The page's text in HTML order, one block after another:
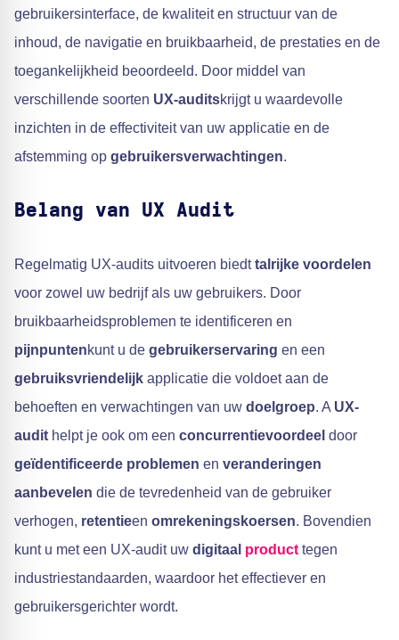
gebruikersinterface, de kwaliteit en structuur van de
inhoud, de navigatie en bruikbaarheid, de prestaties en de
toegankelijkheid beoordeeld. Door middel van
verschillende soorten UX-auditskrijgt u waardevolle
inzichten in de effectiviteit van uw applicatie en de
afstemming op gebruikersverwachtingen.
Belang van UX Audit
Regelmatig UX-audits uitvoeren biedttalrijke voordelen
voor zowel uw bedrijf als uw gebruikers. Door
bruikbaarheidsproblemen te identificeren en
pijnpuntenkunt u de gebruikerservaring en een
gebruiksvriendelijk applicatie die voldoet aan de
behoeften en verwachtingen van uw doelgroep. A UX-
audit helpt je ook om een concurrentievoordeel door
geïdentificeerde problemen en veranderingen
aanbevelen die de tevredenheid van de gebruiker
verhogen, retentieen omrekeningskoersen. Bovendien
kunt u met een UX-audit uw digitaal product tegen
industriestandaarden, waardoor het effectiever en
gebruikersgerichter wordt.